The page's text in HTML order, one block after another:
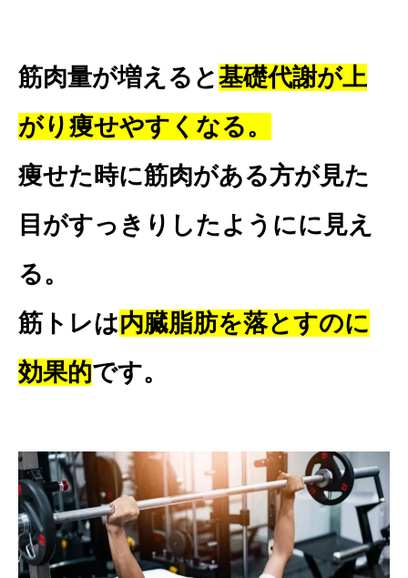
筋肉量が増えると基礎代謝が上
がり痩せやすくなる。
痩せた時に筋肉がある方が見た
目がすっきりしたようにに見え
る。
筋トレは内臓脂肪を落とすのに
効果的です。